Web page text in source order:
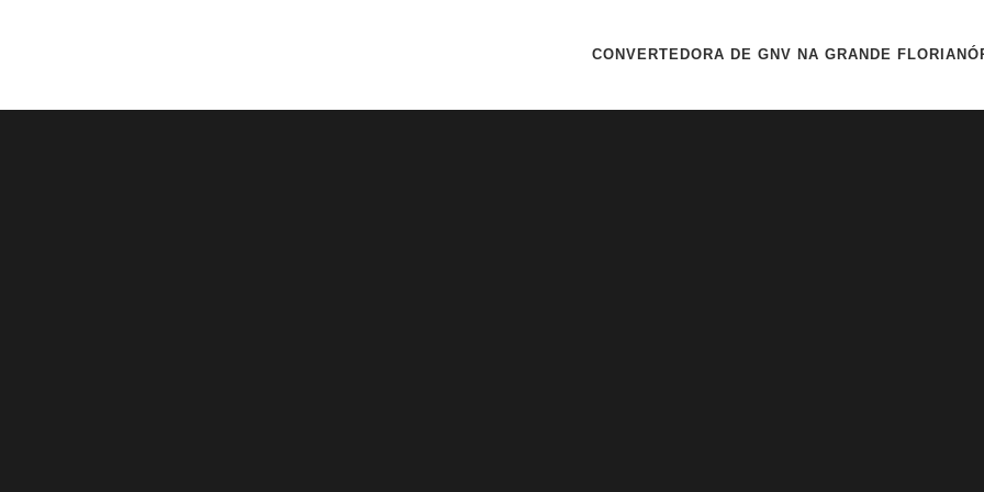
CONVERTEDORA DE GNV NA GRANDE